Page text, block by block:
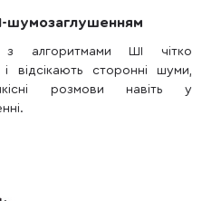
шумозаглушенням
алгоритмами ШІ чітко
відсікають сторонні шуми,
розмови навіть у